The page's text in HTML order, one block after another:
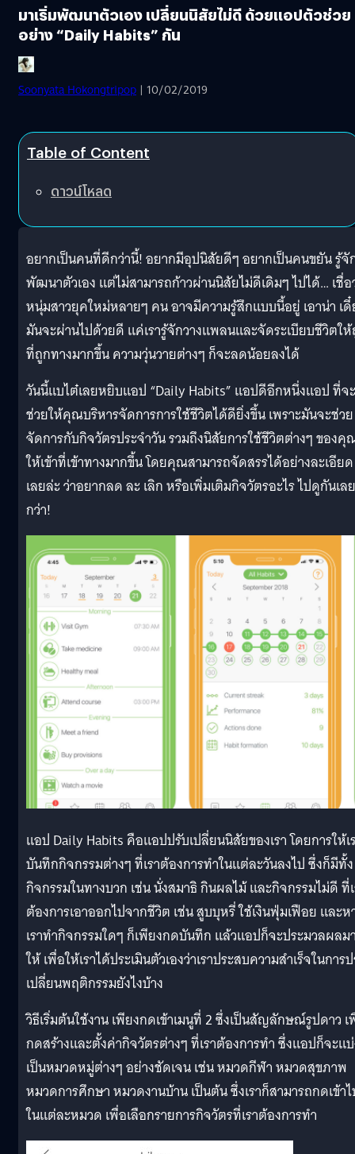
มาเริ่มพัฒนาตัวเอง เปลี่ยนนิสัยไม่ดี ด้วยแอปตัวช่วย
อย่าง “Daily Habits” กัน
Soonyata Hokongtripop | 10/02/2019
Table of Content
ดาวน์โหลด
อยากเป็นคนที่ดีกว่านี้! อยากมีอุปนิสัยดีๆ อยากเป็นคนขยัน รู้จั
พัฒนาตัวเอง แต่ไม่สามารถก้าวผ่านนิสัยไม่ดีเดิมๆ ไปได้… เชื่อ
หนุ่มสาวยุคใหม่หลายๆ คน อาจมีความรู้สึกแบบนี้อยู่ เอาน่า เ
มันจะผ่านไปด้วยดี แค่เรารู้จักวางแพลนและจัดระเบียบชีวิตใ
ที่ถูกทางมากขึ้น ความวุ่นวายต่างๆ ก็จะลดน้อยลงได้
วันนี้แบไต๋เลยหยิบแอป “Daily Habits” แอปดีอีกหนึ่งแอป ที่จะ
ช่วยให้คุณบริหารจัดการการใช้ชีวิตได้ดียิ่งขึ้น เพราะมันจะช่วย
จัดการกับกิจวัตรประจำวัน รวมถึงนิสัยการใช้ชีวิตต่างๆ ของคุ
ให้เข้าที่เข้าทางมากขึ้น โดยคุณสามารถจัดสรรได้อย่างละเอียด
เลยล่ะ ว่าอยากลด ละ เลิก หรือเพิ่มเติมกิจวัตรอะไร ไปดูกันเล
กว่า!
แอป Daily Habits คือแอปปรับเปลี่ยนนิสัยของเรา โดยการให้เ
บันทึกกิจกรรมต่างๆ ที่เราต้องการทำในแต่ละวันลงไป ซึ่งก็มีทั้ง
กิจกรรมในทางบวก เช่น นั่งสมาธิ กินผลไม้ และกิจกรรมไม่ดี ที่
ต้องการเอาออกไปจากชีวิต เช่น สูบบุหรี่ ใช้เงินฟุ่มเฟือย และ
เราทำกิจกรรมใดๆ ก็เพียงกดบันทึก แล้วแอปก็จะประมวลผลม
ให้ เพื่อให้เราได้ประเมินตัวเองว่าเราประสบความสำเร็จในการ
เปลี่ยนพฤติกรรมยังไงบ้าง
วิธีเริ่มต้นใช้งาน เพียงกดเข้าเมนูที่ 2 ซึ่งเป็นสัญลักษณ์รูปดาว
กดสร้างและตั้งค่ากิจวัตรต่างๆ ที่เราต้องการทำ ซึ่งแอปก็จะแ
เป็นหมวดหมู่ต่างๆ อย่างชัดเจน เช่น หมวดกีฬา หมวดสุขภาพ
หมวดการศึกษา หมวดงานบ้าน เป็นต้น ซึ่งเราก็สามารถกดเข้า
ในแต่ละหมวด เพื่อเลือกรายการกิจวัตรที่เราต้องการทำ